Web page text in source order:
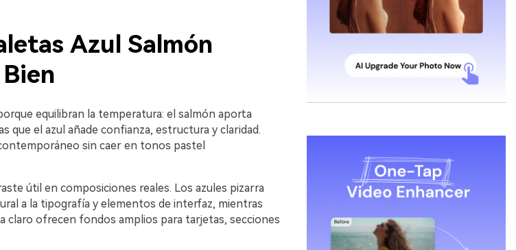
Azul Salmón
equilibran la temperatura: el salmón aporta
que el azul añade confianza, estructura y claridad.
sin caer en tonos pastel
útil en composiciones reales. Los azules pizarra
a la tipografía y elementos de interfaz, mientras
claro ofrecen fondos amplios para tarjetas, secciones